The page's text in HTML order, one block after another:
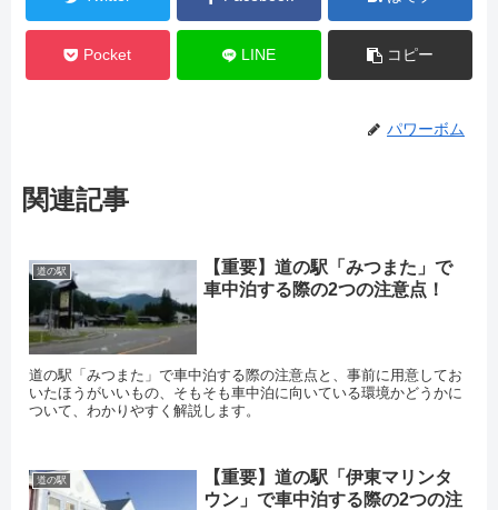
Pocket LINE コピー
パワーボム
関連記事
道の駅
【重要】道の駅「みつまた」で
車中泊する際の2つの注意点！
道の駅「みつまた」で車中泊する際の注意点と、事前に用意してお
いたほうがいいもの、そもそも車中泊に向いている環境かどうかに
ついて、わかりやすく解説します。
道の駅
【重要】道の駅「伊東マリンタ
ウン」で車中泊する際の2つの注